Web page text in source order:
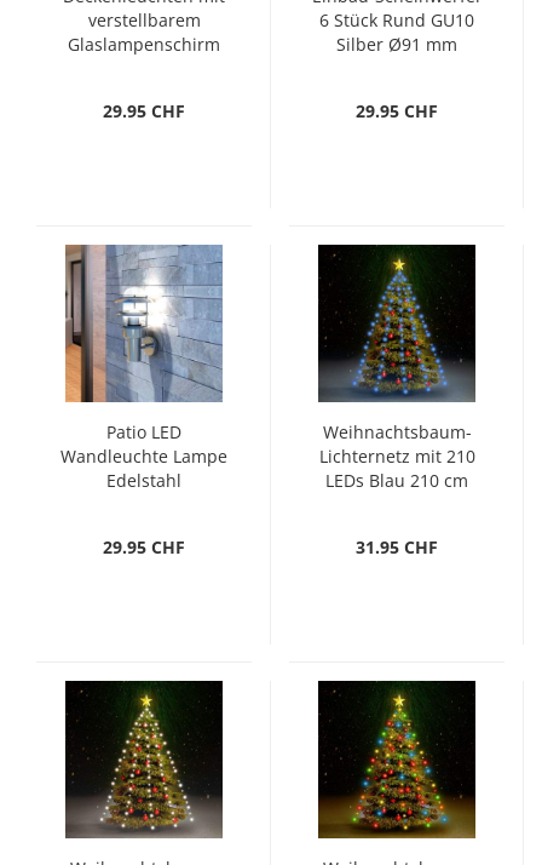
verstellbarem
Glaslampenschirm
29.95 CHF
6 Stück Rund GU10
Silber Ø91 mm
29.95 CHF
Patio LED
Wandleuchte Lampe
Edelstahl
29.95 CHF
Weihnachtsbaum-
Lichternetz mit 210
LEDs Blau 210 cm
31.95 CHF